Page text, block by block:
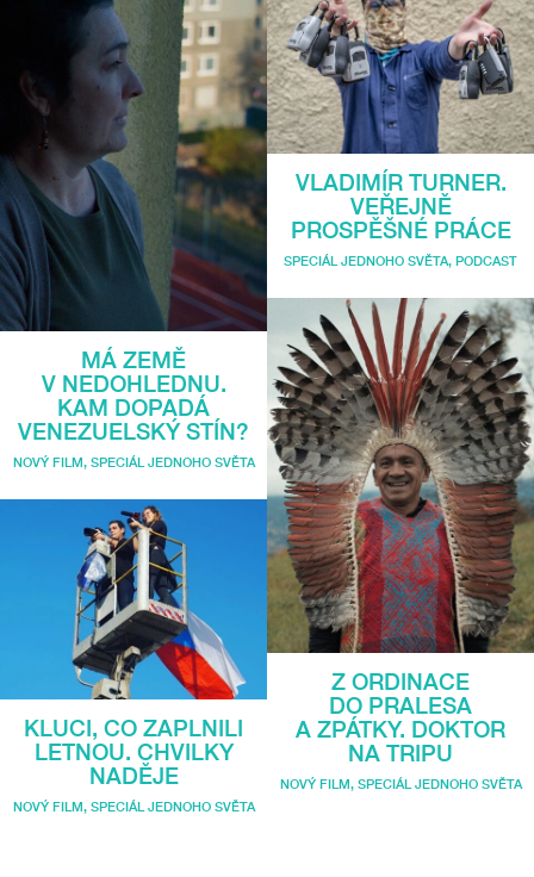
MÁ ZEMĚ
V NEDOHLEDNU.
KAM DOPADÁ
VENEZUELSKÝ STÍN?
NOVÝ FILM SPECIÁL JEDNOHO SVĚTA
KLUCI, CO ZAPLNILI
LETNOU. CHVILKY
NADĚJE
NOVÝ FILM SPECIÁL JEDNOHO SVĚTA
VLADIMÍR TURNER.
VEŘEJNĚ
PROSPĚŠNÉ PRÁCE
SPECIÁL JEDNOHO SVĚTA, PODCAST
Z ORDINACE
DO PRALESA
A ZPÁTKY. DOKTOR
NA TRIPU
NOVÝ FILM, SPECIÁL JEDNOHO SVĚTA